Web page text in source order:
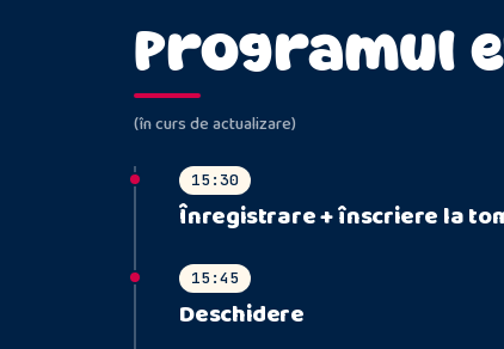
Programul
(în curs de actualizare)
15:30
Înregistrare + înscriere la
15:45
Deschidere